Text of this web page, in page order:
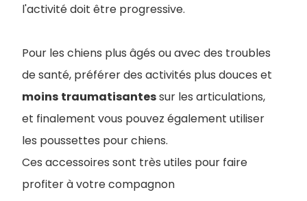
l'activité doit être progressive.
Pour les chiens plus âgés ou avec des troubles
de santé, préférer des activités plus douces et
moins traumatisantessur les articulations,
et finalement vous pouvez également utiliser
les poussettes pour chiens.
Ces accessoires sont très utiles pour faire
profiter à votre compagnon